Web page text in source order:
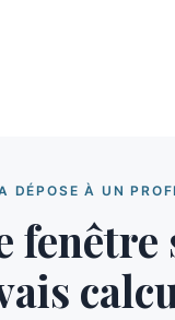
DÉPOSE À UN